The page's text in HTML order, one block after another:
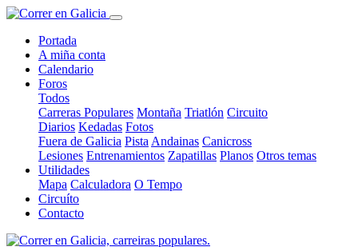
Portada
A miña conta
Calendario
Foros
Todos
Carreras Populares Montaña Triatlón Circuito
Diarios Kedadas Fotos
Fuera de Galicia Pista Andainas Canicross
Lesiones Entrenamientos Zapatillas Planos Otros temas
Utilidades
Mapa Calculadora O Tempo
Circuíto
Contacto